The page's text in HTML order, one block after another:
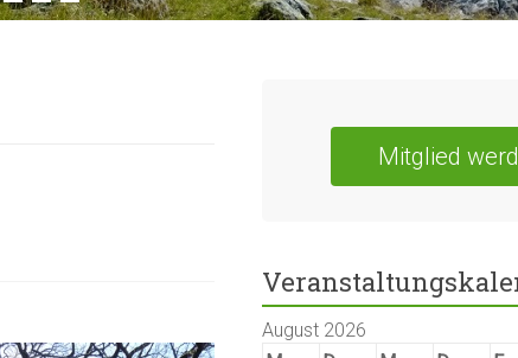
Mitglied
August 2026